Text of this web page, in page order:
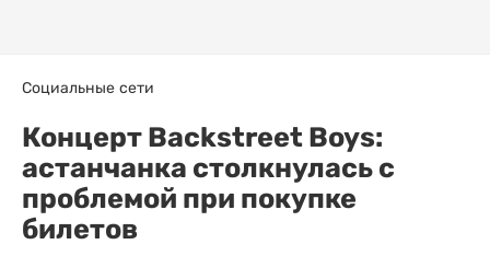
Социальные сети
Концерт Backstreet Boys:
астанчанка столкнулась с
проблемой при покупке
билетов